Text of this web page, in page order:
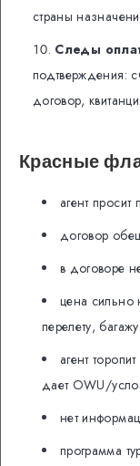
страны
Следы
подтверждения:
договор,
Красные
агент просит
договор
в договоре
цена сильно
перелету,
агент
дает OWU/
нет
программа